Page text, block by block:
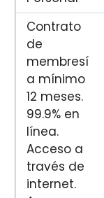
Contrato
de
membresí
a mínimo
12 meses.
99.9% en
línea.
Acceso a
través de
internet.